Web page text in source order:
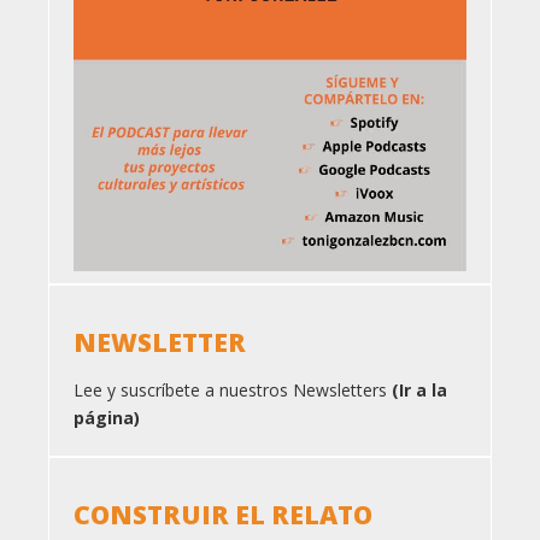
NEWSLETTER
Lee y suscríbete a nuestros Newsletters (Ir a la
página)
CONSTRUIR EL RELATO